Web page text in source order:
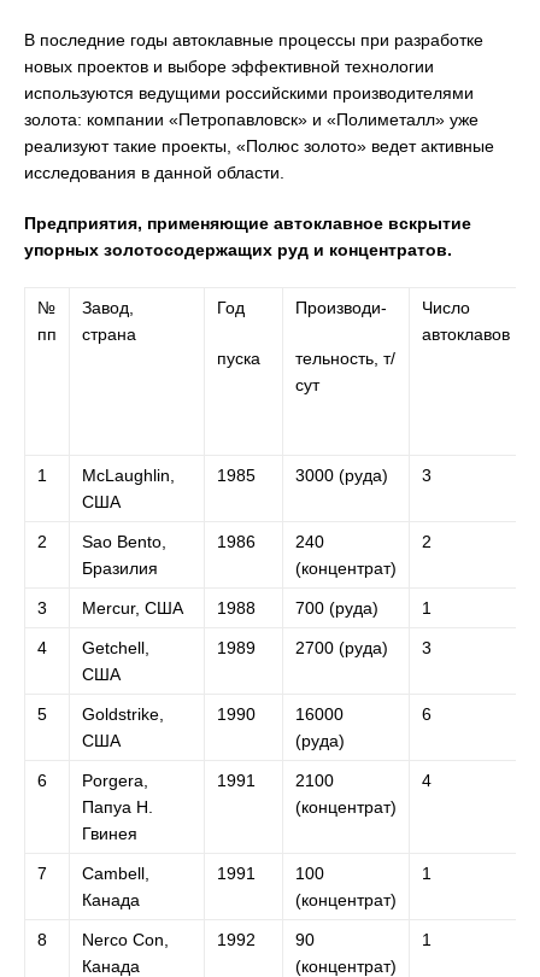
В последние годы автоклавные процессы при разработке
новых проектов и выборе эффективной технологии
используются ведущими российскими производителями
золота: компании «Петропавловск» и «Полиметалл» уже
реализуют такие проекты, «Полюс золото» ведет активные
исследования в данной области.
Предприятия, применяющие автоклавное вскрытие
упорных золотосодержащих руд и концентратов.
№
пп
Завод,
страна
Год
пуска
Производи-
тельность, т/
сут
Число
автоклавов
1
McLaughlin,
США
1985 3000 (руда) 3
2
Sao Bento,
Бразилия
1986
240
(концентрат)
2
3 Mercur, США 1988 700 (руда) 1
4
Getchell,
США
1989 2700 (руда) 3
5
Goldstrike,
США
1990
16000
(руда)
6
6
Porgera,
Папуа Н.
Гвинея
1991
2100
(концентрат)
4
7
Cambell,
Канада
1991
100
(концентрат)
1
8
Nerco Con,
Канада
1992
90
(концентрат)
1